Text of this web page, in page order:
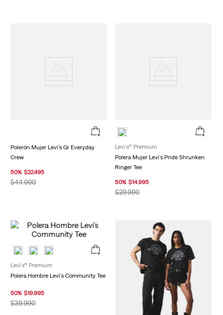
Polerón Mujer Levi's Gr Everyday
Crew
50% $22.495
$44.990
Levi's® Premium
Polera Mujer Levi's Pride Shrunken
Ringer Tee
50% $14.995
$29.990
Levi's® Premium
Polera Hombre Levi's Community Tee
50% $19.995
$39.990